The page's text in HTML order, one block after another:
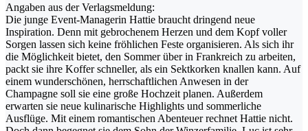
Angaben aus der Verlagsmeldung:
Die junge Event-Managerin Hattie braucht dringend neue
Inspiration. Denn mit gebrochenem Herzen und dem Kopf voller
Sorgen lassen sich keine fröhlichen Feste organisieren. Als sich ihr
die Möglichkeit bietet, den Sommer über in Frankreich zu arbeiten,
packt sie ihre Koffer schneller, als ein Sektkorken knallen kann. Auf
einem wunderschönen, herrschaftlichen Anwesen in der
Champagne soll sie eine große Hochzeit planen. Außerdem
erwarten sie neue kulinarische Highlights und sommerliche
Ausflüge. Mit einem romantischen Abenteuer rechnet Hattie nicht.